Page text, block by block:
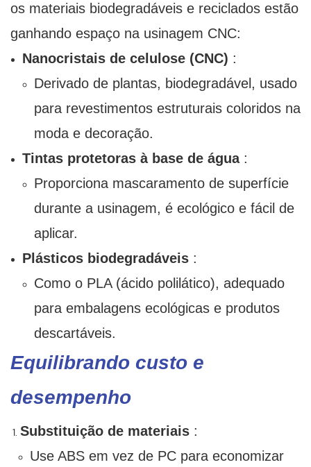
os materiais biodegradáveis ​​e reciclados estão
ganhando espaço na usinagem CNC:
Nanocristais de celulose (CNC) :
Derivado de plantas, biodegradável, usado
para revestimentos estruturais coloridos na
moda e decoração.
Tintas protetoras à base de água:
Proporciona mascaramento de superfície
durante a usinagem, é ecológico e fácil de
aplicar.
Plásticos biodegradáveis:
Como o PLA (ácido polilático), adequado
para embalagens ecológicas e produtos
descartáveis.
Equilibrando custo e
desempenho
Substituição de materiais :
Use ABS em vez de PC para economizar